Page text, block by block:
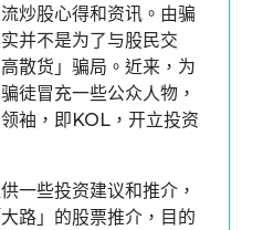
炒股心得和资讯。由骗
并不是为了与股民交
散货」骗局。近来，为
徒冒充一些公众人物，
袖，即KOL，开立投资
一些投资建议和推介，
路」的股票推介，目的